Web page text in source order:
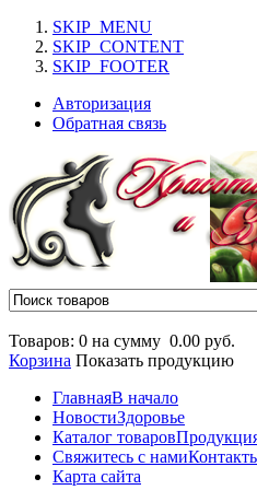
SKIP_MENU
SKIP_CONTENT
SKIP_FOOTER
Авторизация
Обратная связь
Товаров: 0 на сумму 0.00 руб.
Корзина Показать продукцию
ГлавнаяВ начало
НовостиЗдоровье
Каталог товаров
Свяжитесь с нами
Карта сайта